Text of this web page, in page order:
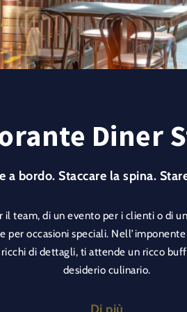
Diner
a bordo. Staccare la spina.
il team, di un evento per i clienti o di
per occasioni speciali.
ricchi di dettagli, ti attende un ricco
desiderio culinario.
evento suggestivo in un’atmosfera
Di più